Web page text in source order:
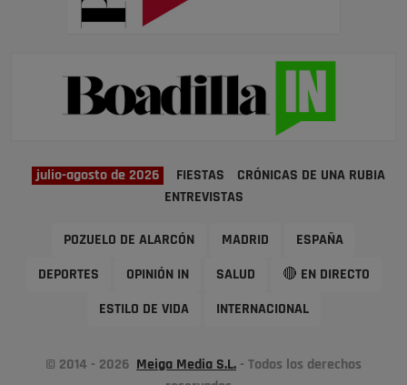
julio-agosto de 2026 FIESTAS
CRÓNICAS DE UNA RUBIA
ENTREVISTAS
POZUELO DE ALARCÓN MADRID ESPAÑA
DEPORTES OPINIÓN IN SALUD 🔴 EN DIRECTO
ESTILO DE VIDA INTERNACIONAL
© 2014 - 2026 Meiga Media S.L. - Todos los derechos